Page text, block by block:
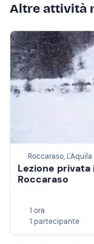
Altre attività
Roccaraso, L'Aquila
Lezione
Roccaraso
1 ora
1 partecipante